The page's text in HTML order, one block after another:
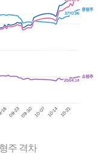
주 격차